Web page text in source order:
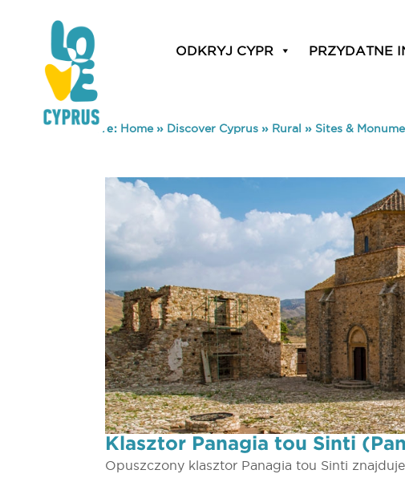
ODKRYJ CYPR PRZYDATNE
You are here: Home» Discover Cyprus » Rural » Sites &
Klasztor Panagia tou Sinti
Opuszczony klasztor Panagia tou Sinti